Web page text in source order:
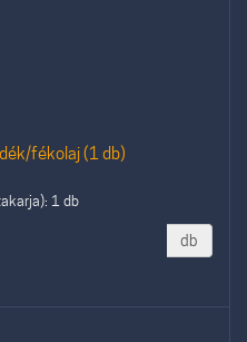
fékolaj (1 db)
1 db
db